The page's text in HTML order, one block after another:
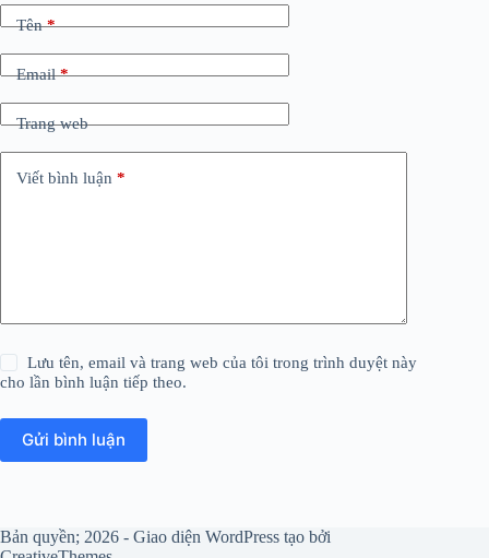
Tên*
Email*
Trang web
Viết bình luận *
Lưu tên, email và trang web của tôi trong trình duyệt này
cho lần bình luận tiếp theo.
Gửi bình luận
Bản quyền; 2026 - Giao diện WordPress tạo bởi